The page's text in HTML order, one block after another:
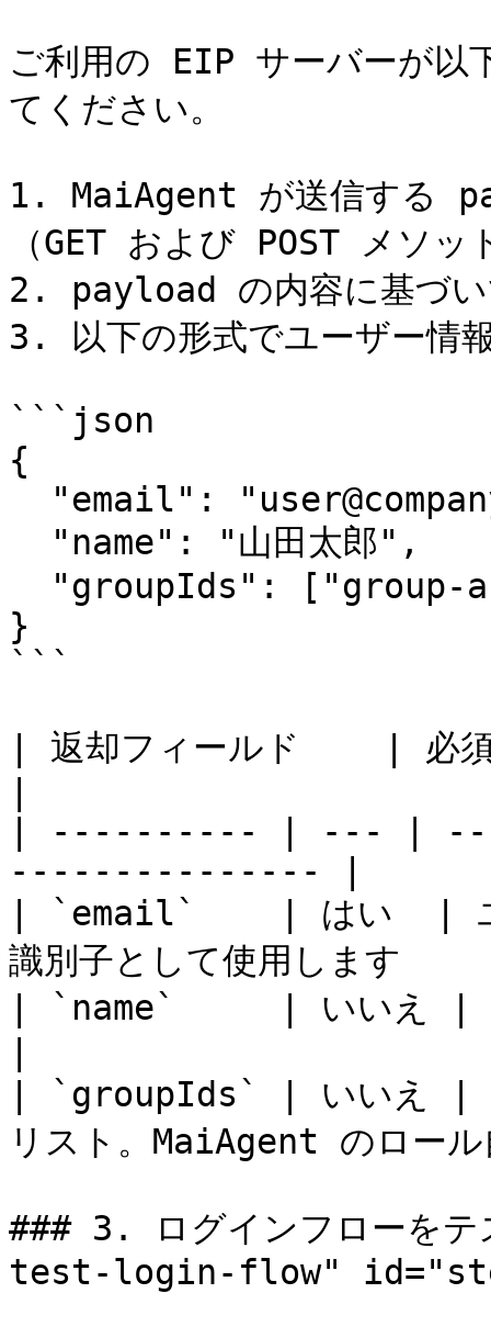
ご利用の EIP サーバーが以
てください。
1. MaiAgent が送信する
（GET および POST メソッ
2. payload の内容に基づい
3. 以下の形式でユーザー情
```json
{
}
```
| 返却フィールド    | 必
| ---------- | --- |
--------------- |
| `email`    | はい  | ユー
識別子として使用し
| `name`     | いいえ | ユ
| `groupIds` | いいえ |
リスト。MaiAgent のロー
### 3. ログインフローを
test-login-flow"